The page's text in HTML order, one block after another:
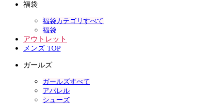
福袋
福袋カテゴリすべて
福袋
アウトレット
メンズ TOP
ガールズ
ガールズすべて
アパレル
シューズ